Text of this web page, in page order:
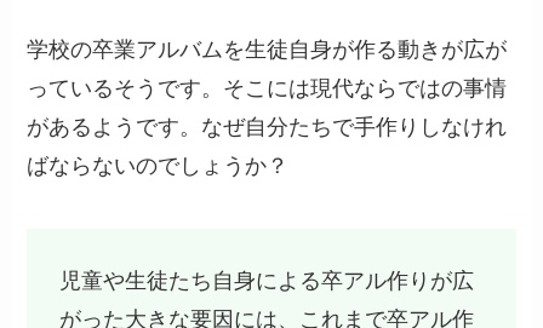
学校の卒業アルバムを生徒自身が作る動きが広が
っているそうです。そこには現代ならではの事情
があるようです。なぜ自分たちで手作りしなけれ
ばならないのでしょうか？
児童や生徒たち自身による卒アル作りが広
がった大きな要因には、これまで卒アル作